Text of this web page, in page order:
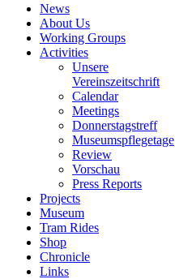
News
About Us
Working Groups
Activities
Unsere
Vereinszeitschrift
Calendar
Meetings
Donnerstagstreff
Museumspflegetage
Review
Vorschau
Press Reports
Projects
Museum
Tram Rides
Shop
Chronicle
Links